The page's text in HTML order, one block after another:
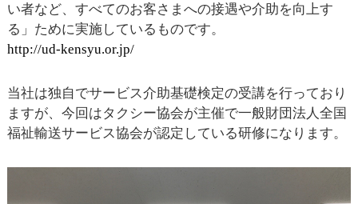
い者など、すべてのお客さまへの接遇や介助を向上す
る」ために実施しているものです。
http://ud-kensyu.or.jp/
当社は独自でサービス介助基礎検定の受講を行っており
ますが、今回はタクシー協会が主催で一般財団法人全国
福祉輸送サービス協会が認定している研修になります。